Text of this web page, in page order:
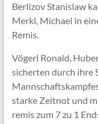
Berlizov Stanislaw
Merkl, Michael in
Remis.
Vögerl Ronald,
sicherten durch ihre
starke Zeitnot und
remis zum 7 zu 1